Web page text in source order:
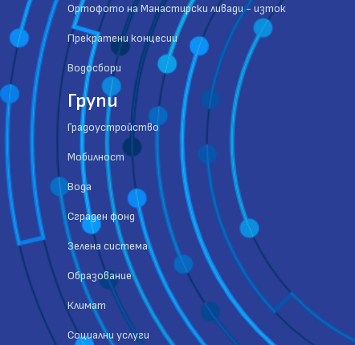
Ортофото на Манастирски ливади - изток
Прекратени концесии
Водосбори
Групи
Градоустройство
Мобилност
Вода
Сграден фонд
Зелена система
Образование
Климат
Социални услуги